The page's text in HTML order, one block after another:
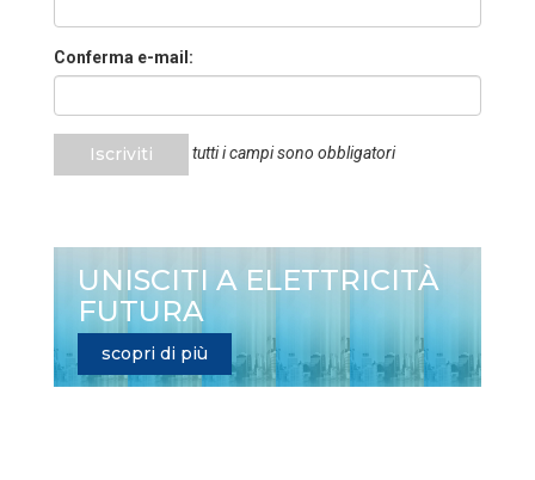
Conferma e-mail:
Iscriviti tutti i campi sono obbligatori
UNISCITI A ELETTRICITÀ
FUTURA
scopri di più